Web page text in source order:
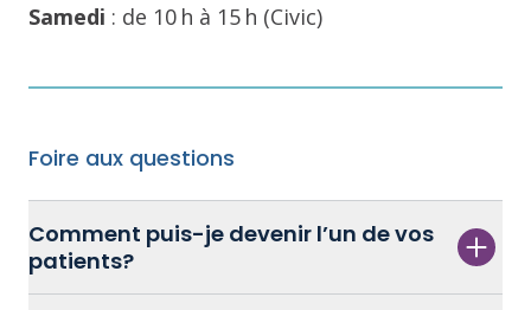
Samedi : de 10 h à 15 h (Civic)
Foire aux questions
Comment puis-je devenir l’un de vos
patients?